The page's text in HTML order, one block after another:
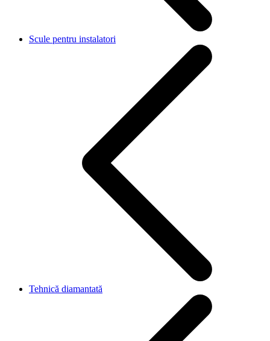
Scule pentru instalatori
Tehnică diamantată